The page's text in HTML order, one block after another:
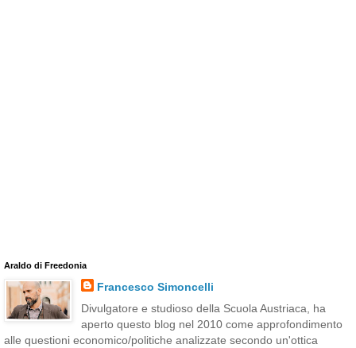
Araldo di Freedonia
Francesco Simoncelli
Divulgatore e studioso della Scuola Austriaca, ha
aperto questo blog nel 2010 come approfondimento
alle questioni economico/politiche analizzate secondo un'ottica